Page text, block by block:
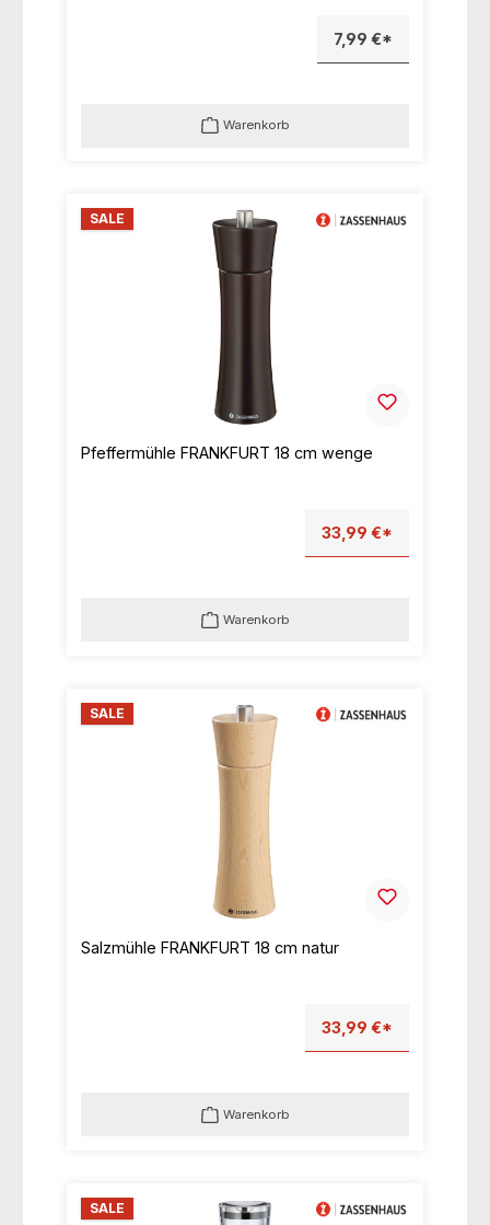
7,99 €*
Warenkorb
SALE
Pfeffermühle FRANKFURT 18 cm wenge
33,99 €*
Warenkorb
SALE
Salzmühle FRANKFURT 18 cm natur
33,99 €*
Warenkorb
SALE